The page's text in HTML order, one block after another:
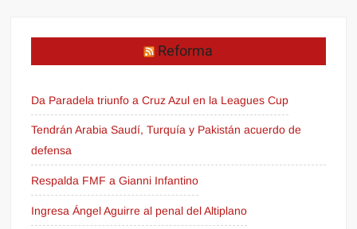
Reforma
Da Paradela triunfo a Cruz Azul en la Leagues Cup
Tendrán Arabia Saudí, Turquía y Pakistán acuerdo de
defensa
Respalda FMF a Gianni Infantino
Ingresa Ángel Aguirre al penal del Altiplano